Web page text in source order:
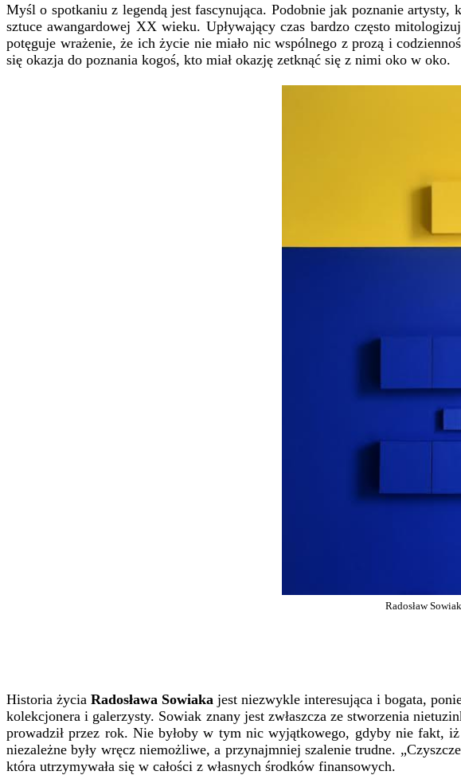
Myśl o spotkaniu z legendą jest fascynująca. Podobnie jak poznanie
sztuce awangardowej XX wieku. Upływający czas bardzo często
potęguje wrażenie, że ich życie nie miało nic wspólnego z prozą i
się okazja do poznania kogoś, kto miał okazję zetknąć się z nimi oko w oko.
Radosław
Historia życia Radosława Sowiaka jest niezwykle interesująca i bogata,
kolekcjonera i galerzysty. Sowiak znany jest zwłaszcza ze stworzenia
prowadził przez rok. Nie byłoby w tym nic wyjątkowego, gdyby nie fakt,
niezależne były wręcz niemożliwe, a przynajmniej szalenie trudne.
która utrzymywała się w całości z własnych środków finansowych.